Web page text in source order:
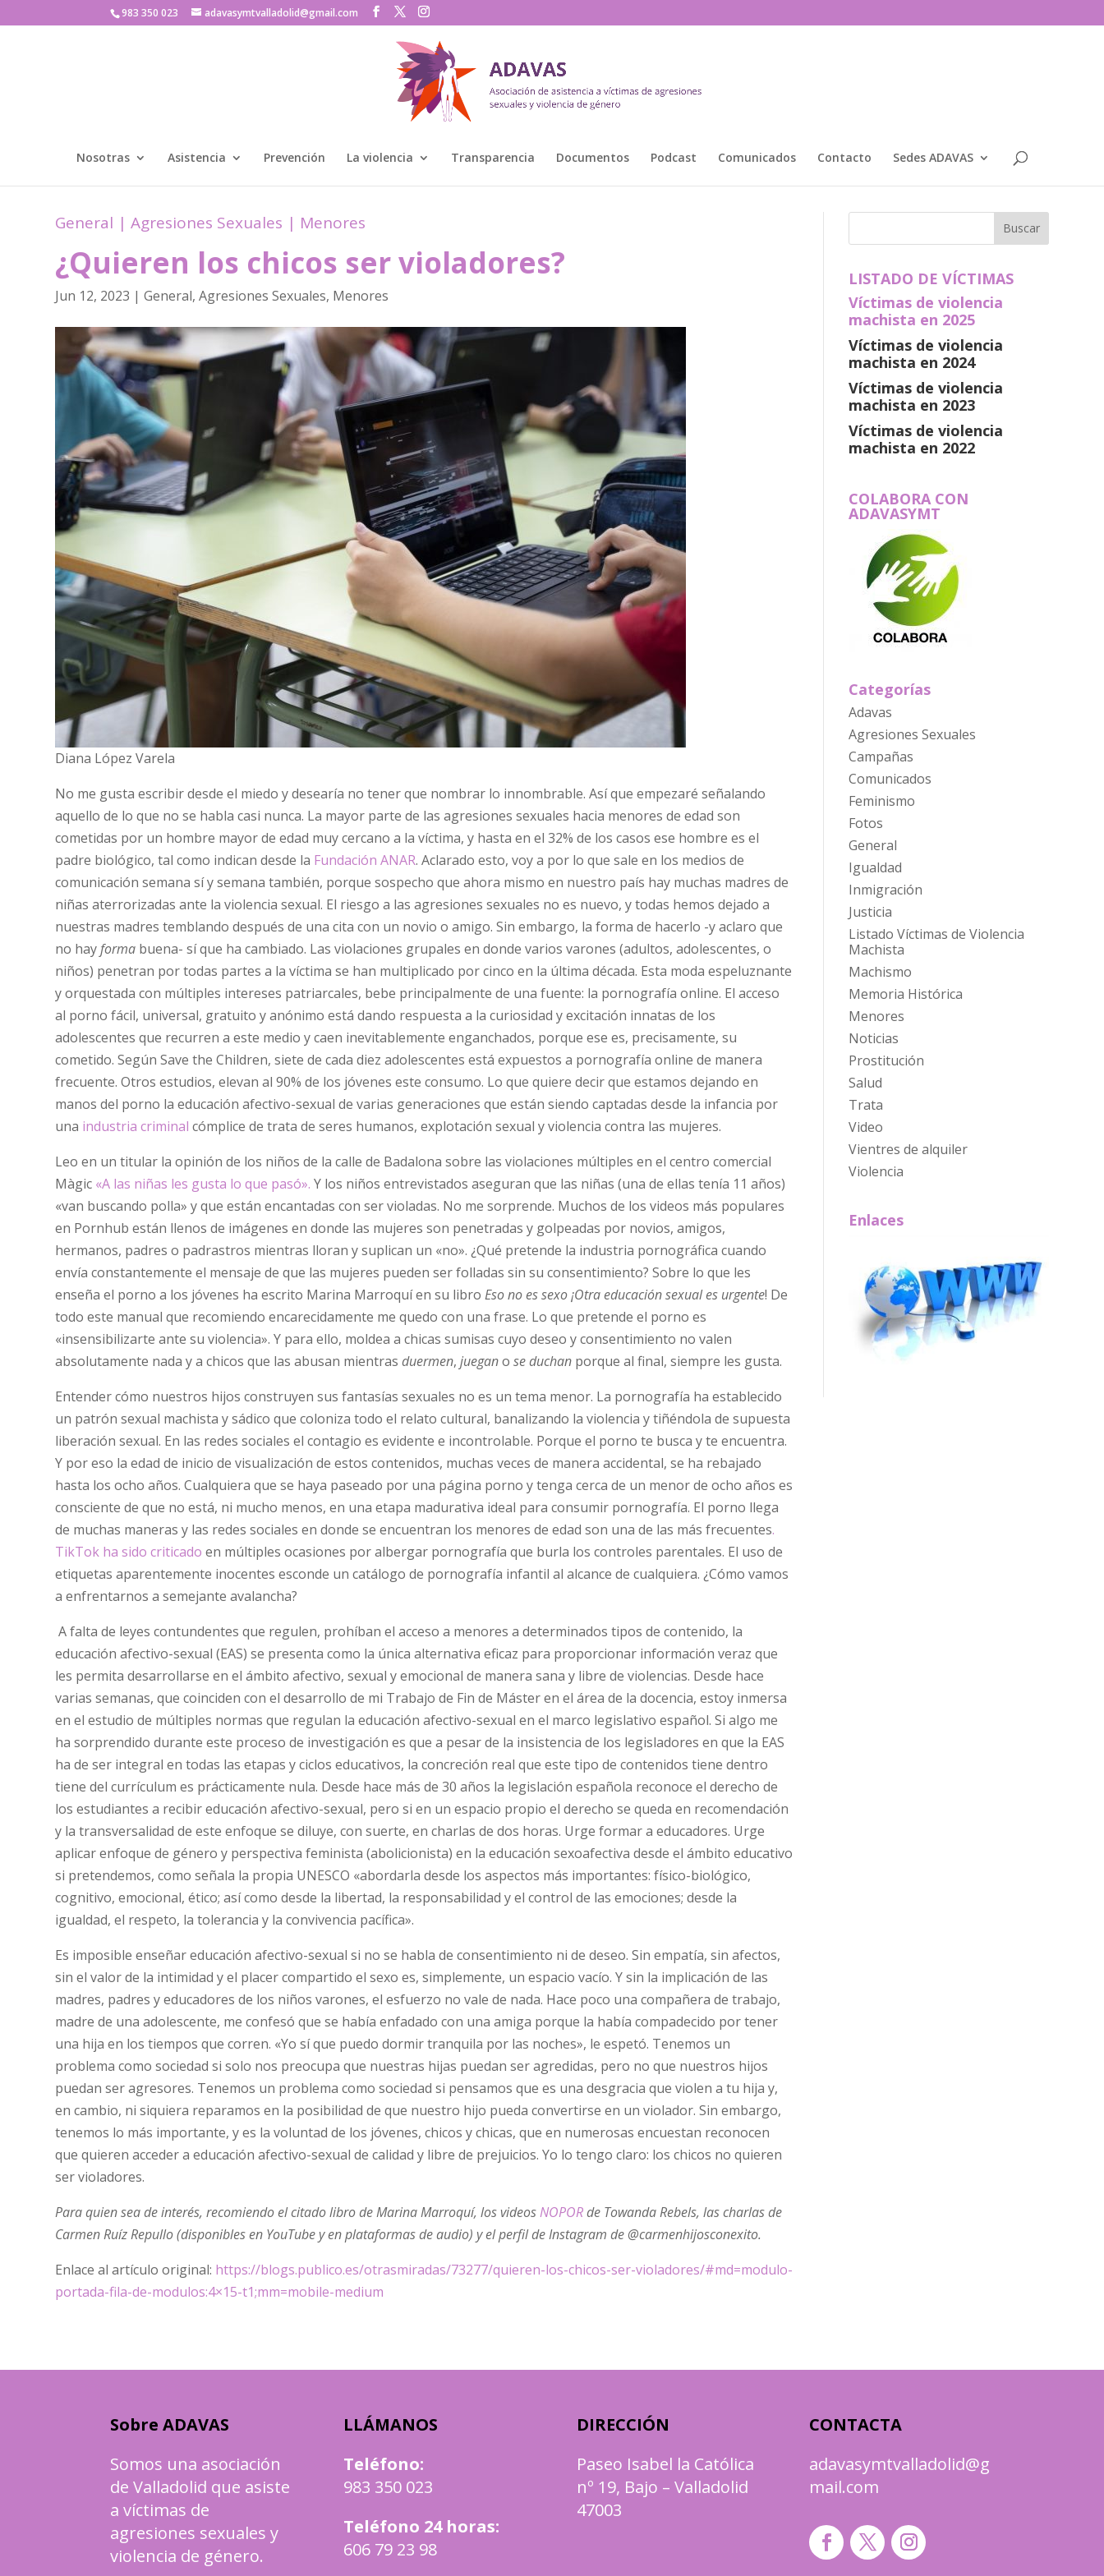
983 350 023 adavasymtvalladolid@gmail.com
Nosotras Asistencia Prevención La violencia Transparencia Documentos Podcast Comunicados Contacto Sedes ADAVAS
General |Agresiones Sexuales | Menores
¿Quieren los chicos ser violadores?
Jun 12, 2023 |General,Agresiones Sexuales, Menores
Diana López Varela
No me gusta escribir desde el miedo y desearía no tener que nombrar lo innombrable. Así que empezaré señalando
aquello de lo que no se habla casi nunca. La mayor parte de las agresiones sexuales hacia menores de edad son
cometidas por un hombre mayor de edad muy cercano a la víctima, y hasta en el 32% de los casos ese hombre es el
padre biológico, tal como indican desde la Fundación ANAR. Aclarado esto, voy a por lo que sale en los medios de
comunicación semana sí y semana también, porque sospecho que ahora mismo en nuestro país hay muchas madres de
niñas aterrorizadas ante la violencia sexual. El riesgo a las agresiones sexuales no es nuevo, y todas hemos dejado a
nuestras madres temblando después de una cita con un novio o amigo. Sin embargo, la forma de hacerlo -y aclaro que
no hayforma buena- sí que ha cambiado. Las violaciones grupales en donde varios varones (adultos, adolescentes, o
niños) penetran por todas partes a la víctima se han multiplicado por cinco en la última década. Esta moda espeluznante
y orquestada con múltiples intereses patriarcales, bebe principalmente de una fuente: la pornografía online. El acceso
al porno fácil, universal, gratuito y anónimo está dando respuesta a la curiosidad y excitación innatas de los
adolescentes que recurren a este medio y caen inevitablemente enganchados, porque ese es, precisamente, su
cometido. Según Save the Children, siete de cada diez adolescentes está expuestos a pornografía online de manera
frecuente. Otros estudios, elevan al 90% de los jóvenes este consumo. Lo que quiere decir que estamos dejando en
manos del porno la educación afectivo-sexual de varias generaciones que están siendo captadas desde la infancia por
una industria criminal cómplice de trata de seres humanos, explotación sexual y violencia contra las mujeres.
Leo en un titular la opinión de los niños de la calle de Badalona sobre las violaciones múltiples en el centro comercial
Màgic «A las niñas les gusta lo que pasó». Y los niños entrevistados aseguran que las niñas (una de ellas tenía 11 años)
«van buscando polla» y que están encantadas con ser violadas. No me sorprende. Muchos de los videos más populares
en Pornhub están llenos de imágenes en donde las mujeres son penetradas y golpeadas por novios, amigos,
hermanos, padres o padrastros mientras lloran y suplican un «no». ¿Qué pretende la industria pornográfica cuando
envía constantemente el mensaje de que las mujeres pueden ser folladas sin su consentimiento? Sobre lo que les
enseña el porno a los jóvenes ha escrito Marina Marroquí en su libroEso no es sexo ¡Otra educación sexual es urgente! De
todo este manual que recomiendo encarecidamente me quedo con una frase. Lo que pretende el porno es
«insensibilizarte ante su violencia». Y para ello, moldea a chicas sumisas cuyo deseo y consentimiento no valen
absolutamente nada y a chicos que las abusan mientrasduermen,jueganose duchan porque al final, siempre les gusta.
Entender cómo nuestros hijos construyen sus fantasías sexuales no es un tema menor. La pornografía ha establecido
un patrón sexual machista y sádico que coloniza todo el relato cultural, banalizando la violencia y tiñéndola de supuesta
liberación sexual. En las redes sociales el contagio es evidente e incontrolable. Porque el porno te busca y te encuentra.
Y por eso la edad de inicio de visualización de estos contenidos, muchas veces de manera accidental, se ha rebajado
hasta los ocho años. Cualquiera que se haya paseado por una página porno y tenga cerca de un menor de ocho años es
consciente de que no está, ni mucho menos, en una etapa madurativa ideal para consumir pornografía. El porno llega
de muchas maneras y las redes sociales en donde se encuentran los menores de edad son una de las más frecuentes.
TikTok ha sido criticado en múltiples ocasiones por albergar pornografía que burla los controles parentales. El uso de
etiquetas aparentemente inocentes esconde un catálogo de pornografía infantil al alcance de cualquiera. ¿Cómo vamos
a enfrentarnos a semejante avalancha?
A falta de leyes contundentes que regulen, prohíban el acceso a menores a determinados tipos de contenido, la
educación afectivo-sexual (EAS) se presenta como la única alternativa eficaz para proporcionar información veraz que
les permita desarrollarse en el ámbito afectivo, sexual y emocional de manera sana y libre de violencias. Desde hace
varias semanas, que coinciden con el desarrollo de mi Trabajo de Fin de Máster en el área de la docencia, estoy inmersa
en el estudio de múltiples normas que regulan la educación afectivo-sexual en el marco legislativo español. Si algo me
ha sorprendido durante este proceso de investigación es que a pesar de la insistencia de los legisladores en que la EAS
ha de ser integral en todas las etapas y ciclos educativos, la concreción real que este tipo de contenidos tiene dentro
tiene del currículum es prácticamente nula. Desde hace más de 30 años la legislación española reconoce el derecho de
los estudiantes a recibir educación afectivo-sexual, pero si en un espacio propio el derecho se queda en recomendación
y la transversalidad de este enfoque se diluye, con suerte, en charlas de dos horas. Urge formar a educadores. Urge
aplicar enfoque de género y perspectiva feminista (abolicionista) en la educación sexoafectiva desde el ámbito educativo
si pretendemos, como señala la propia UNESCO «abordarla desde los aspectos más importantes: físico-biológico,
cognitivo, emocional, ético; así como desde la libertad, la responsabilidad y el control de las emociones; desde la
igualdad, el respeto, la tolerancia y la convivencia pacífica».
Es imposible enseñar educación afectivo-sexual si no se habla de consentimiento ni de deseo. Sin empatía, sin afectos,
sin el valor de la intimidad y el placer compartido el sexo es, simplemente, un espacio vacío. Y sin la implicación de las
madres, padres y educadores de los niños varones, el esfuerzo no vale de nada. Hace poco una compañera de trabajo,
madre de una adolescente, me confesó que se había enfadado con una amiga porque la había compadecido por tener
una hija en los tiempos que corren. «Yo sí que puedo dormir tranquila por las noches», le espetó. Tenemos un
problema como sociedad si solo nos preocupa que nuestras hijas puedan ser agredidas, pero no que nuestros hijos
puedan ser agresores. Tenemos un problema como sociedad si pensamos que es una desgracia que violen a tu hija y,
en cambio, ni siquiera reparamos en la posibilidad de que nuestro hijo pueda convertirse en un violador. Sin embargo,
tenemos lo más importante, y es la voluntad de los jóvenes, chicos y chicas, que en numerosas encuestan reconocen
que quieren acceder a educación afectivo-sexual de calidad y libre de prejuicios. Yo lo tengo claro: los chicos no quieren
ser violadores.
Para quien sea de interés, recomiendo el citado libro de Marina Marroquí, los videosNOPORde Towanda Rebels, las charlas de
Carmen Ruíz Repullo (disponibles en YouTube y en plataformas de audio) y el perfil de Instagram de @carmenhijosconexito.
Enlace al artículo original: https://blogs.publico.es/otrasmiradas/73277/quieren-los-chicos-ser-violadores/#md=modulo-
portada-fila-de-modulos:4×15-t1;mm=mobile-medium
LISTADO DE VÍCTIMAS
Víctimas de violencia
machista en 2025
Víctimas de violencia
machista en 2024
Víctimas de violencia
machista en 2023
Víctimas de violencia
machista en 2022
COLABORA CON
ADAVASYMT
Categorías
Adavas
Agresiones Sexuales
Campañas
Comunicados
Feminismo
Fotos
General
Igualdad
Inmigración
Justicia
Listado Víctimas de Violencia
Machista
Machismo
Memoria Histórica
Menores
Noticias
Prostitución
Salud
Trata
Video
Vientres de alquiler
Violencia
Enlaces
Sobre ADAVAS
Somos una asociación
de Valladolid que asiste
a víctimas de
agresiones sexuales y
violencia de género.
LLÁMANOS
Teléfono:
983 350 023
Teléfono 24 horas:
606 79 23 98
DIRECCIÓN
Paseo Isabel la Católica
nº 19, Bajo – Valladolid
47003
CONTACTA
adavasymtvalladolid@g
mail.com